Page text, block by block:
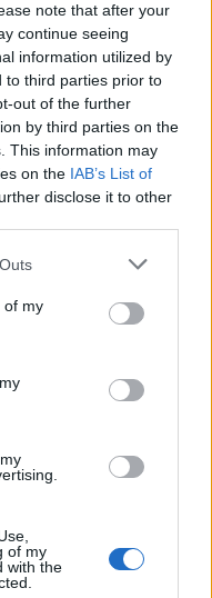
note that after your
continue seeing
information utilized by
to third parties prior to
out of the further
by third parties on the
This information may
on the IAB’s List of
disclose it to other
one or more Google
You may click to
its third-party tags to
in below Google
of my
of my
with the
αναχώρησε για τη
στην πόλη,